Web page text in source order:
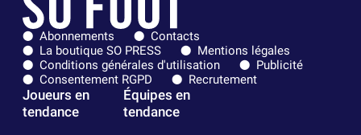
Abonnements
Contacts
La boutique SO PRESS
Mentions légales
Conditions générales d'utilisation
Publicité
Consentement RGPD
Recrutement
Joueurs en
tendance
Équipes en
tendance